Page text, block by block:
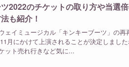
2022のチケットの取り方や当選
も紹介！
ェイミュージカル「キンキーブーツ」の再
月にかけて上演されることが決定しまし
ット売れ行きなど気に...